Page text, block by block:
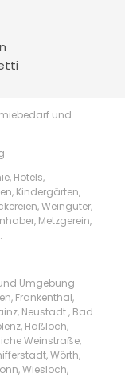
und
Hotels,
Kindergärten,
Weingüter,
Metzgerein,
Umgebung
Frankenthal,
Neustadt , Bad
Haßloch,
Weinstraße,
Wörth,
Wiesloch,